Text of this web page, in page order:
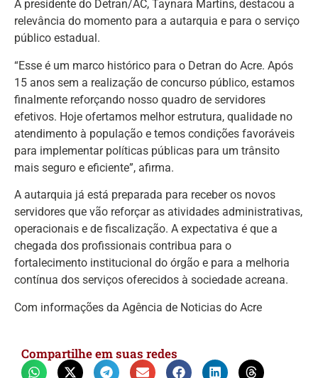
A presidente do Detran/AC, Taynara Martins, destacou a
relevância do momento para a autarquia e para o serviço
público estadual.
“Esse é um marco histórico para o Detran do Acre. Após
15 anos sem a realização de concurso público, estamos
finalmente reforçando nosso quadro de servidores
efetivos. Hoje ofertamos melhor estrutura, qualidade no
atendimento à população e temos condições favoráveis
para implementar políticas públicas para um trânsito
mais seguro e eficiente”, afirma.
A autarquia já está preparada para receber os novos
servidores que vão reforçar as atividades administrativas,
operacionais e de fiscalização. A expectativa é que a
chegada dos profissionais contribua para o
fortalecimento institucional do órgão e para a melhoria
contínua dos serviços oferecidos à sociedade acreana.
Com informações da Agência de Noticias do Acre
Compartilhe em suas redes